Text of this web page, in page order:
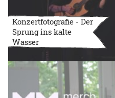
Konzertfotografie - Der
Sprung ins kalte
Wasser